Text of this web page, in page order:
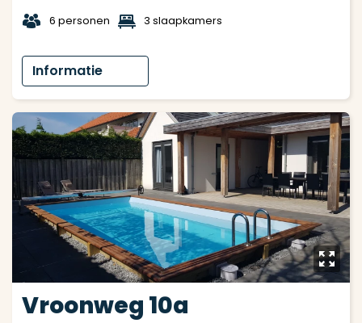
t 6 personen 1 3 slaapkamers
Informatie
y
Vroonweg 10a